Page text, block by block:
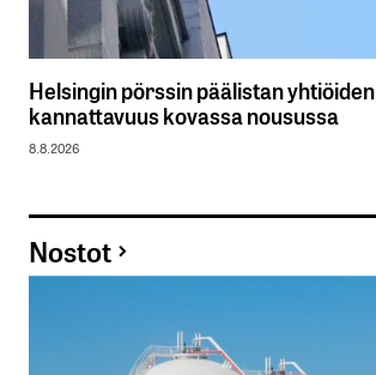
Helsingin pörssin päälistan yhtiöiden
kannattavuus kovassa nousussa
8.8.2026
Nostot